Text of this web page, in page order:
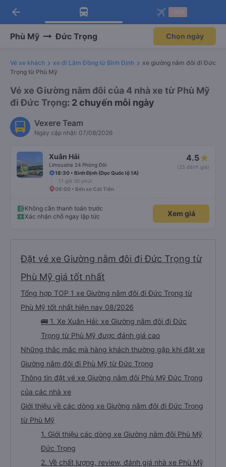
Tải app Vexere ngay!
Nhận ưu đãi thành viên độc
Mở app
Tải app Vexere
-30k/ghế khi đặt vé máy bay qua
Mở app
arrow_back
Phù Mỹ Đức Trọng Chọn ngày
Vé xe khách xe đi Lâm Đồng từ Bình Định
xe giường nằm đôi đi Đức
Trọng từ Phù Mỹ
Vé xe Giường nằm đôi của 4 nhà xe từ Phù Mỹ
đi Đức Trọng: 2 chuyến mỗi ngày
Vexere Team
Ngày cập nhật: 07/08/2026
Xuân Hải
Limousine 24 Phòng Đôi
4.5
(25 đánh giá)
18:30 • Bình Định (Dọc Quốc lộ 1A)
11 giờ 30 phút
06:00 • Bến xe Cát Tiên
Không cần thanh toán trước
Xác nhận chỗ ngay lập tức
Xem giá
Đặt vé xe Giường nằm đôi đi Đức Trọng từ
Phù Mỹ giá tốt nhất
Tổng hợp TOP 1 xe Giường nằm đôi đi Đức Trọng từ
Phù Mỹ tốt nhất hiện nay 08/2026
🚌 1. Xe Xuân Hải: xe Giường nằm đôi đi Đức
Trọng từ Phù Mỹ được đánh giá cao
Những thắc mắc mà hàng khách thường gặp khi đặt xe
Giường nằm đôi đi Phù Mỹ từ Đức Trọng
Thông tin đặt vé xe Giường nằm đôi Phù Mỹ Đức Trọng
của các nhà xe
Giới thiệu về các dòng xe Giường nằm đôi đi Đức Trọng
từ Phù Mỹ
1. Giới thiệu các dòng xe Giường nằm đôi Phù Mỹ
Đức Trọng
2. Về chất lượng, review, đánh giá nhà xe Phù Mỹ